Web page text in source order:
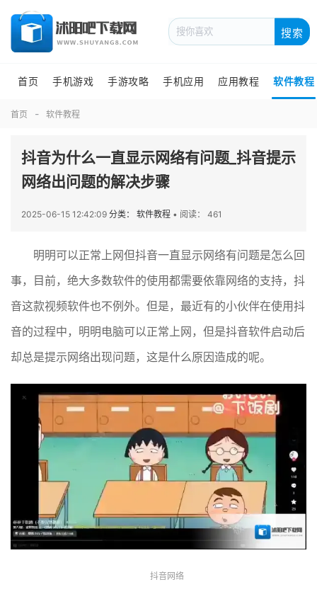
搜索
首页 手机游戏 手游攻略 手机应用 应用教程 软件教程
首页 软件教程
抖音为什么一直显示网络有问题_抖音提示
网络出问题的解决步骤
2025-06-15 12:42:09 分类： 软件教程 • 阅读： 461
明明可以正常上网但抖音一直显示网络有问题是怎么回
事，目前，绝大多数软件的使用都需要依靠网络的支持，抖
音这款视频软件也不例外。但是，最近有的小伙伴在使用抖
音的过程中，明明电脑可以正常上网，但是抖音软件启动后
却总是提示网络出现问题，这是什么原因造成的呢。
抖音网络